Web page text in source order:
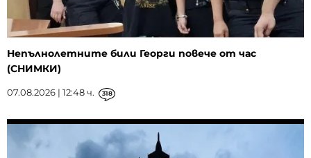
Непълнолетните били Георги повече от час
(СНИМКИ)
07.08.2026 | 12:48 ч. 318